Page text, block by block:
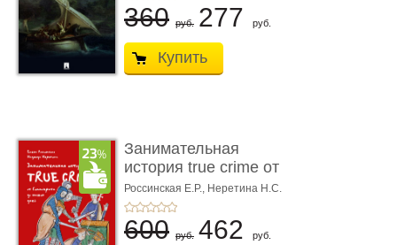
360 руб. 277 руб.
Купить
Занимательная
история true crime от
Гиппократа до � ...
Россинская Е.Р., Неретина Н.С.
600 руб. 462 руб.